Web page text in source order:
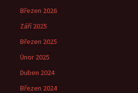
Březen 2026
Září 2025
Březen 2025
Únor 2025
Duben 2024
Březen 2024